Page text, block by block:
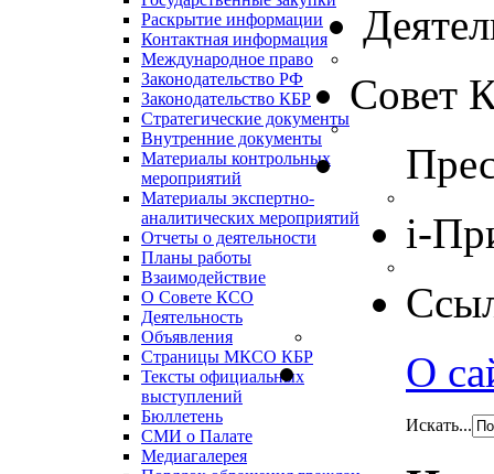
Раскрытие информации
Контактная информация
Международное право
Законодательство РФ
Законодательство КБР
Стратегические документы
Внутренние документы
Материалы контрольных
мероприятий
Материалы экспертно-
аналитических мероприятий
Отчеты о деятельности
Планы работы
Взаимодействие
Совет
О Совете КСО
Деятельность
Объявления
Страницы МКСО КБР
Тексты официальных
выступлений
Бюллетень
СМИ о Палате
Медиагалерея
i-
О
Искать...